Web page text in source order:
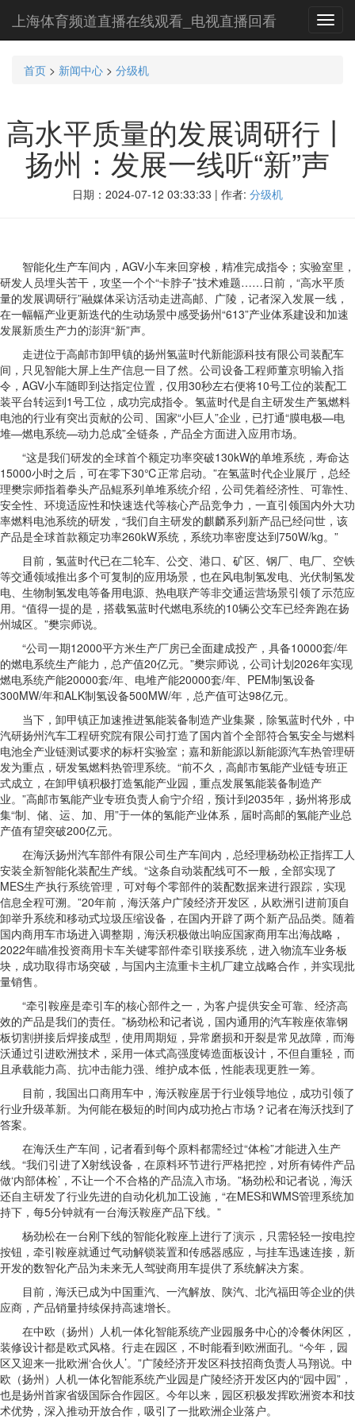
上海体育频道直播在线观看_电视直播回看
首页 > 新闻中心 > 分级机
高水平质量的发展调研行丨
扬州：发展一线听“新”声
日期：2024-07-12 03:33:33 | 作者: 分级机
智能化生产车间内，AGV小车来回穿梭，精准完成指令；实验室里，
研发人员埋头苦干，攻坚一个个“卡脖子”技术难题……日前，“高水平质
量的发展调研行”融媒体采访活动走进高邮、广陵，记者深入发展一线，
在一幅幅产业更新迭代的生动场景中感受扬州“613”产业体系建设和加速
发展新质生产力的澎湃“新”声。
走进位于高邮市卸甲镇的扬州氢蓝时代新能源科技有限公司装配车
间，只见智能大屏上生产信息一目了然。公司设备工程师董京明输入指
令，AGV小车随即到达指定位置，仅用30秒左右便将10号工位的装配工
装平台转运到1号工位，成功完成指令。氢蓝时代是自主研发生产氢燃料
电池的行业有突出贡献的公司、国家“小巨人”企业，已打通“膜电极—电
堆—燃电系统—动力总成”全链条，产品全方面进入应用市场。
“这是我们研发的全球首个额定功率突破130kW的单堆系统，寿命达
15000小时之后，可在零下30℃正常启动。”在氢蓝时代企业展厅，总经
理樊宗师指着拳头产品鲲系列单堆系统介绍，公司凭着经济性、可靠性、
安全性、环境适应性和快速迭代等核心产品竞争力，一直引领国内外大功
率燃料电池系统的研发，“我们自主研发的麒麟系列新产品已经问世，该
产品是全球首款额定功率260kW系统，系统功率密度达到750W/kg。”
目前，氢蓝时代已在二轮车、公交、港口、矿区、钢厂、电厂、空铁
等交通领域推出多个可复制的应用场景，也在风电制氢发电、光伏制氢发
电、生物制氢发电等备用电源、热电联产等非交通运营场景引领了示范应
用。“值得一提的是，搭载氢蓝时代燃电系统的10辆公交车已经奔跑在扬
州城区。”樊宗师说。
“公司一期12000平方米生产厂房已全面建成投产，具备10000套/年
的燃电系统生产能力，总产值20亿元。”樊宗师说，公司计划2026年实现
燃电系统产能20000套/年、电堆产能20000套/年、PEM制氢设备
300MW/年和ALK制氢设备500MW/年，总产值可达98亿元。
当下，卸甲镇正加速推进氢能装备制造产业集聚，除氢蓝时代外，中
汽研扬州汽车工程研究院有限公司打造了国内首个全部符合氢安全与燃料
电池全产业链测试要求的标杆实验室；嘉和新能源以新能源汽车热管理研
发为重点，研发氢燃料热管理系统。“前不久，高邮市氢能产业链专班正
式成立，在卸甲镇积极打造氢能产业园，重点发展氢能装备制造产
业。”高邮市氢能产业专班负责人俞宁介绍，预计到2035年，扬州将形成
集“制、储、运、加、用”于一体的氢能产业体系，届时高邮的氢能产业总
产值有望突破200亿元。
在海沃扬州汽车部件有限公司生产车间内，总经理杨劲松正指挥工人
安装全新智能化装配生产线。“这条自动装配线可不一般，全部实现了
MES生产执行系统管理，可对每个零部件的装配数据来进行跟踪，实现
信息全程可溯。”20年前，海沃落户广陵经济开发区，从欧洲引进前顶自
卸举升系统和移动式垃圾压缩设备，在国内开辟了两个新产品品类。随着
国内商用车市场进入调整期，海沃积极做出响应国家商用车出海战略，
2022年瞄准投资商用卡车关键零部件牵引联接系统，进入物流车业务板
块，成功取得市场突破，与国内主流重卡主机厂建立战略合作，并实现批
量销售。
“牵引鞍座是牵引车的核心部件之一，为客户提供安全可靠、经济高
效的产品是我们的责任。”杨劲松和记者说，国内通用的汽车鞍座依靠钢
板切割拼接后焊接成型，使用周期短，异常磨损和开裂是常见故障，而海
沃通过引进欧洲技术，采用一体式高强度铸造面板设计，不但自重轻，而
且承载能力高、抗冲击能力强、维护成本低，性能表现更胜一筹。
目前，我国出口商用车中，海沃鞍座居于行业领导地位，成功引领了
行业升级革新。为何能在极短的时间内成功抢占市场？记者在海沃找到了
答案。
在海沃生产车间，记者看到每个原料都需经过“体检”才能进入生产
线。“我们引进了X射线设备，在原料环节进行严格把控，对所有铸件产品
做‘内部体检’，不让一个不合格的产品流入市场。”杨劲松和记者说，海沃
还自主研发了行业先进的自动化机加工设施，“在MES和WMS管理系统加
持下，每5分钟就有一台海沃鞍座产品下线。”
杨劲松在一台刚下线的智能化鞍座上进行了演示，只需轻轻一按电控
按钮，牵引鞍座就通过气动解锁装置和传感器感应，与挂车迅速连接，新
开发的数智化产品为未来无人驾驶商用车提供了系统解决方案。
目前，海沃已成为中国重汽、一汽解放、陕汽、北汽福田等企业的供
应商，产品销量持续保持高速增长。
在中欧（扬州）人机一体化智能系统产业园服务中心的冷餐休闲区，
装修设计都是欧式风格。行走在园区，不时能看到欧洲面孔。“今年，园
区又迎来一批欧洲‘合伙人’。”广陵经济开发区科技招商负责人马翔说。中
欧（扬州）人机一体化智能系统产业园是广陵经济开发区内的“园中园”，
也是扬州首家省级国际合作园区。今年以来，园区积极发挥欧洲资本和技
术优势，深入推动开放合作，吸引了一批欧洲企业落户。